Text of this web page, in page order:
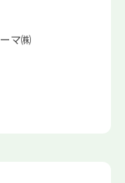
マ㈱